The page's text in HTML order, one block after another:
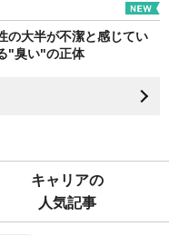
の大半が不潔と感じてい
"臭い"の正体
キャリアの
人気記事